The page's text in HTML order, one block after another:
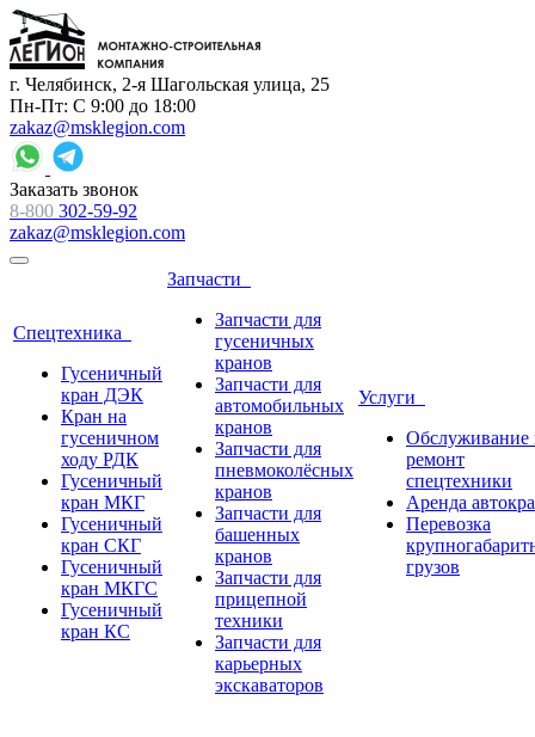
г. Челябинск, 2-я Шагольская улица, 25
Пн-Пт: С 9:00 до 18:00
zakaz@msklegion.com
Заказать звонок
8-800 302-59-92
zakaz@msklegion.com
Спецтехника
Гусеничный
кран ДЭК
Кран на
гусеничном
ходу РДК
Гусеничный
кран МКГ
Гусеничный
кран СКГ
Гусеничный
кран МКГС
Гусеничный
кран КС
Запчасти
Запчасти для
гусеничных
кранов
Запчасти для
автомобильных
кранов
Запчасти для
пневмоколёсных
кранов
Запчасти для
башенных
кранов
Запчасти для
прицепной
техники
Запчасти для
карьерных
экскаваторов
Услуги
Обслуживание
ремонт
спецтехники
Аренда
Перевозка
грузов